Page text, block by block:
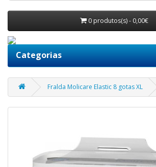
0 produtos(s) - 0,00€
Categorias
Fralda Molicare Elastic 8 gotas XL